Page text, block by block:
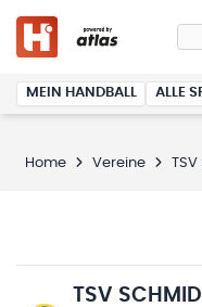
MEIN HANDBALL ALLE
Home Vereine
TSV